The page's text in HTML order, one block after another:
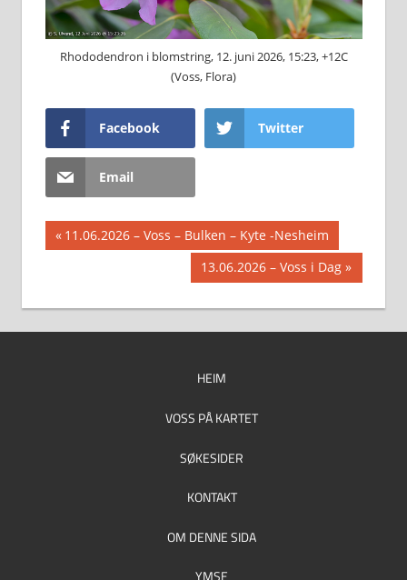
Rhododendron i blomstring, 12. juni 2026, 15:23, +12C
(Voss, Flora)
Facebook Twitter
Email
Innleggsnavigasjon
Previous
Post:
11.06.2026 – Voss – Bulken – Kyte -Nesheim
Next
Post:
13.06.2026 – Voss i Dag
HEIM
VOSS PÅ KARTET
SØKESIDER
KONTAKT
OM DENNE SIDA